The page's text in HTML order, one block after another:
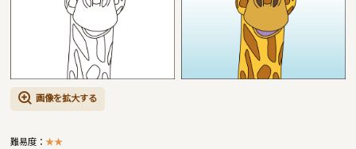
画像を拡大する
難易度：★★